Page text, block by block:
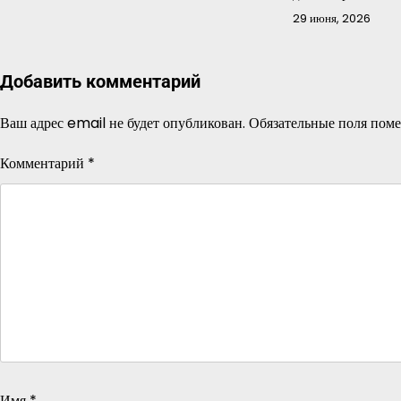
29 июня, 2026
Добавить комментарий
Ваш адрес email не будет опубликован. Обязательные поля
Комментарий *